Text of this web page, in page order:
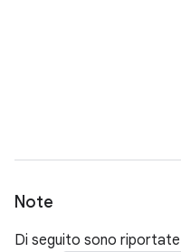
Note
Di seguito sono